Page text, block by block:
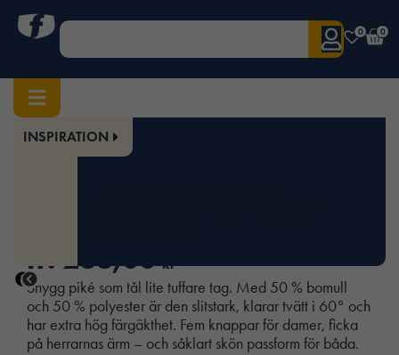
0 0
INSPIRATION
Hem/Herr/Överdelar
fr. 268,00kr
Snygg piké som tål lite tuffare tag. Med 50 % bomull
och 50 % polyester är den slitstark, klarar tvätt i 60° och
har extra hög färgäkthet. Fem knappar för damer, ficka
på herrarnas ärm – och såklart skön passform för båda.